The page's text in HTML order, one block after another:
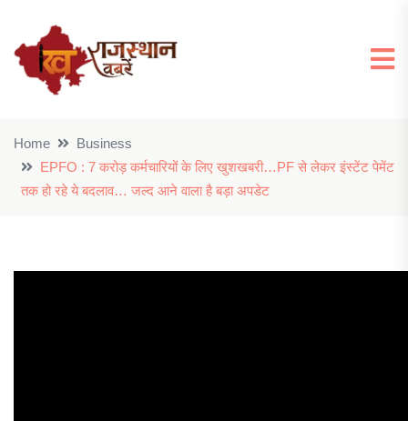
Home
Business
EPFO : 7 करोड़ कर्मचारियों के लिए खुशखबरी…PF से लेकर इंस्टेंट पेमेंट
तक हो रहे ये बदलाव… जल्द आने वाला है बड़ा अपडेट